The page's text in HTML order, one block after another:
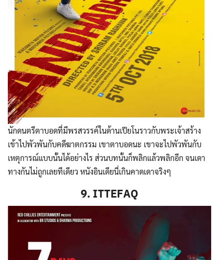
Search
for:
นักดนตรีตาบอดที่มีพรสวรรค์ในด้านเปียโนราวกับพระเจ้าสร้าง
เข้าไปพัวพันกับคดีฆาตกรรม เขาตาบอดนะ เขาจะไปพัวพันกับ
เหตุการณ์แบบนั้นได้อย่างไร ส่วนบทนั้นก็พลิกแล้วพลิกอีก จนเดา
ทางกันไม่ถูกเลยทีเดียว หนังอินเดียนี่เกินคาดเดาจริงๆ
9. ITTEFAQ